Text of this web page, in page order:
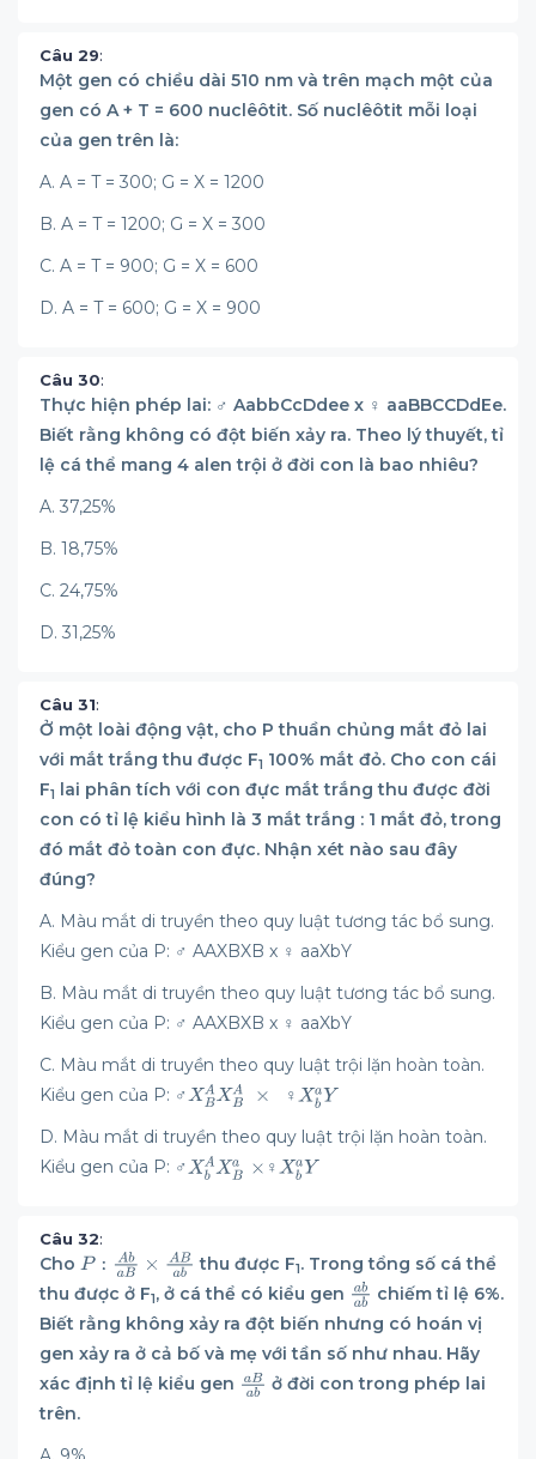
Câu 29:
Một gen có chiều dài 510 nm và trên mạch một của
gen có A + T = 600 nuclêôtit. Số nuclêôtit mỗi loại
của gen trên là:
A. A = T = 300; G = X = 1200
B. A = T = 1200; G = X = 300
C. A = T = 900; G = X = 600
D. A = T = 600; G = X = 900
Câu 30:
Thực hiện phép lai: ♂ AabbCcDdee x ♀ aaBBCCDdEe.
Biết rằng không có đột biến xảy ra. Theo lý thuyết, tỉ
lệ cá thể mang 4 alen trội ở đời con là bao nhiêu?
A. 37,25%
B. 18,75%
C. 24,75%
D. 31,25%
Câu 31:
Ở một loài động vật, cho P thuần chủng mắt đỏ lai
với mắt trắng thu được F1 100% mắt đỏ. Cho con cái
F1
lai phân tích với con đực mắt trắng thu được đời
con có tỉ lệ kiểu hình là 3 mắt trắng : 1 mắt đỏ, trong
đó mắt đỏ toàn con đực. Nhận xét nào sau đây
đúng?
A. Màu mắt di truyền theo quy luật tương tác bổ sung.
Kiểu gen của P: ♂ AAXBXB x ♀ aaXbY
B. Màu mắt di truyền theo quy luật tương tác bổ sung.
Kiểu gen của P: ♂ AAXBXB x ♀ aaXbY
C. Màu mắt di truyền theo quy luật trội lặn hoàn toàn.
Kiểu gen của P: ♂
♀
D. Màu mắt di truyền theo quy luật trội lặn hoàn toàn.
Kiểu gen của P: ♂
♀
Câu 32:
Cho thu được F1. Trong tổng số cá thể
thu được ở F1, ở cá thể có kiểu gen
chiếm tỉ lệ 6%.
Biết rằng không xảy ra đột biến nhưng có hoán vị
gen xảy ra ở cả bố và mẹ với tần số như nhau. Hãy
xác định tỉ lệ kiểu gen
ở đời con trong phép lai
trên.